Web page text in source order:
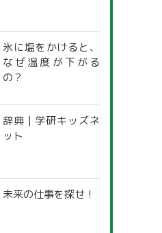
氷に塩をかけると、
なぜ温度が下がる
の？
辞典 | 学研キッズネ
ット
未来の仕事を探せ！